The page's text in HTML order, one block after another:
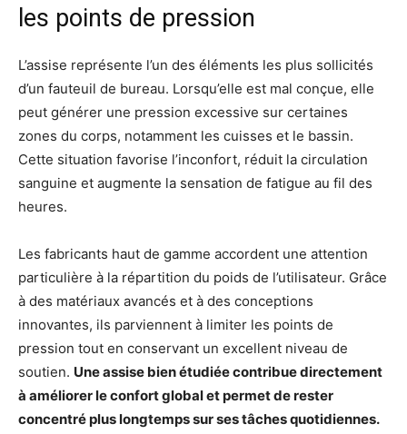
les points de pression
L’assise représente l’un des éléments les plus sollicités
d’un fauteuil de bureau. Lorsqu’elle est mal conçue, elle
peut générer une pression excessive sur certaines
zones du corps, notamment les cuisses et le bassin.
Cette situation favorise l’inconfort, réduit la circulation
sanguine et augmente la sensation de fatigue au fil des
heures.
Les fabricants haut de gamme accordent une attention
particulière à la répartition du poids de l’utilisateur. Grâce
à des matériaux avancés et à des conceptions
innovantes, ils parviennent à limiter les points de
pression tout en conservant un excellent niveau de
soutien. Une assise bien étudiée contribue directement
à améliorer le confort global et permet de rester
concentré plus longtemps sur ses tâches quotidiennes.